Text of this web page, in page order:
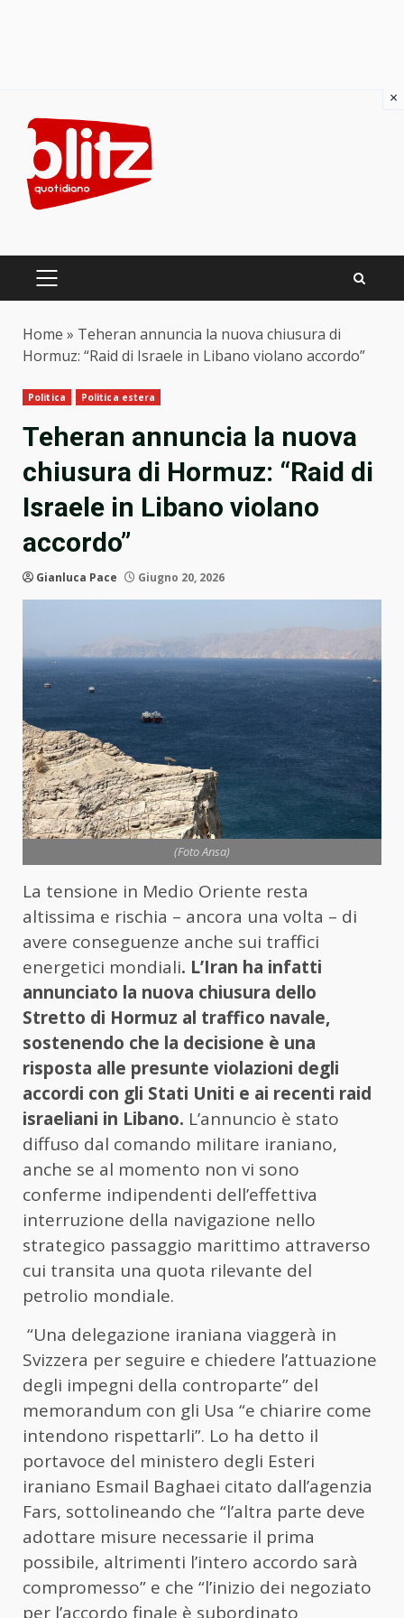
content
PRIMARY
Home » Teheran annuncia la nuova chiusura di
Hormuz: “Raid di Israele in Libano violano accordo”
Politica Politica estera
Teheran annuncia la nuova
chiusura di Hormuz: “Raid di
Israele in Libano violano
accordo”
Gianluca Pace Giugno 20, 2026
(Foto Ansa)
La tensione in Medio Oriente resta
altissima e rischia – ancora una volta – di
avere conseguenze anche sui traffici
energetici mondiali. L’Iran ha infatti
annunciato la nuova chiusura dello
Stretto di Hormuz al traffico navale,
sostenendo che la decisione è una
risposta alle presunte violazioni degli
accordi con gli Stati Uniti e ai recenti raid
israeliani in Libano. L’annuncio è stato
diffuso dal comando militare iraniano,
anche se al momento non vi sono
conferme indipendenti dell’effettiva
interruzione della navigazione nello
strategico passaggio marittimo attraverso
cui transita una quota rilevante del
petrolio mondiale.
“Una delegazione iraniana viaggerà in
Svizzera per seguire e chiedere l’attuazione
degli impegni della controparte” del
memorandum con gli Usa “e chiarire come
intendono rispettarli”. Lo ha detto il
portavoce del ministero degli Esteri
iraniano Esmail Baghaei citato dall’agenzia
Fars, sottolineando che “l’altra parte deve
adottare misure necessarie il prima
possibile, altrimenti l’intero accordo sarà
compromesso” e che “l’inizio dei negoziato
per l’accordo finale è subordinato
×